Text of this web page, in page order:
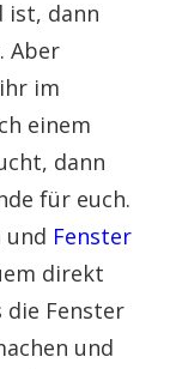
ist, dann
Aber
im
einem
dann
für euch.
und Fenster
direkt
die Fenster
und